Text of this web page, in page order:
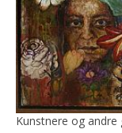
Kunstnere og